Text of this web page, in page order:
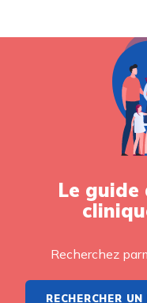
Le
Recherchez
RECHERCHER